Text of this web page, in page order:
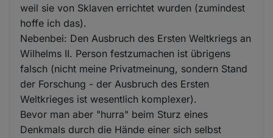
weil sie von Sklaven errichtet wurden (zumindest
hoffe ich das).
Nebenbei: Den Ausbruch des Ersten Weltkriegs an
Wilhelms II. Person festzumachen ist übrigens
falsch (nicht meine Privatmeinung, sondern Stand
der Forschung - der Ausbruch des Ersten
Weltkrieges ist wesentlich komplexer).
Bevor man aber "hurra" beim Sturz eines
Denkmals durch die Hände einer sich selbst